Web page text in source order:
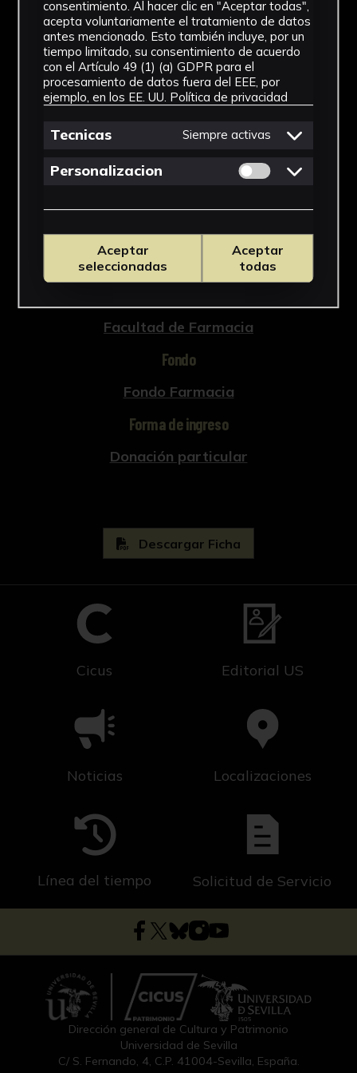
421-663, Universidad de Sevilla, 2018).
NºCatálogo
FFAR-422
Tipología
Cronología
Facultad de Farmacia
Fondo
Fondo Farmacia
Forma de ingreso
Donación particular
Descargar Ficha
Cicus Editorial US
Noticias Localizaciones
Línea del tiempo Solicitud de Servicio
Dirección general de Cultura y Patrimonio
Universidad de Sevilla
C/ S. Fernando, 4, C.P. 41004-Sevilla, España.
consentimiento. Al hacer clic en "Aceptar todas",
acepta voluntariamente el tratamiento de datos
antes mencionado. Esto también incluye, por un
tiempo limitado, su consentimiento de acuerdo
con el Artículo 49 (1) (a) GDPR para el
procesamiento de datos fuera del EEE, por
ejemplo, en los EE. UU. Política de privacidad
Tecnicas Siempre activas
Personalizacion Permitir cookies
Aceptar
seleccionadas
Aceptar
todas